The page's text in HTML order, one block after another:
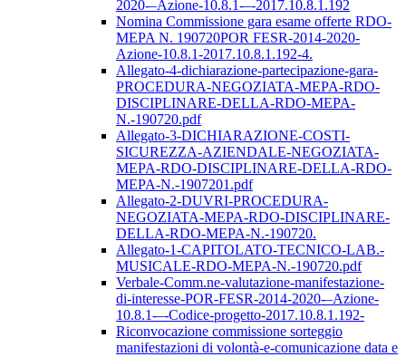
2020-–Azione-10.8.1-–-2017.10.8.1.192
Nomina Commissione gara esame offerte RDO-
MEPA N. 190720POR FESR-2014-2020-
Azione-10.8.1-2017.10.8.1.192-4.
Allegato-4-dichiarazione-partecipazione-gara-
PROCEDURA-NEGOZIATA-MEPA-RDO-
DISCIPLINARE-DELLA-RDO-MEPA-
N.-190720.pdf
Allegato-3-DICHIARAZIONE-COSTI-
SICUREZZA-AZIENDALE-NEGOZIATA-
MEPA-RDO-DISCIPLINARE-DELLA-RDO-
MEPA-N.-1907201.pdf
Allegato-2-DUVRI-PROCEDURA-
NEGOZIATA-MEPA-RDO-DISCIPLINARE-
DELLA-RDO-MEPA-N.-190720.
Allegato-1-CAPITOLATO-TECNICO-LAB.-
MUSICALE-RDO-MEPA-N.-190720.pdf
Verbale-Comm.ne-valutazione-manifestazione-
di-interesse-POR-FESR-2014-2020-–Azione-
10.8.1-–-Codice-progetto-2017.10.8.1.192-
Riconvocazione commissione sorteggio
manifestazioni di volontà-e-comunicazione data e